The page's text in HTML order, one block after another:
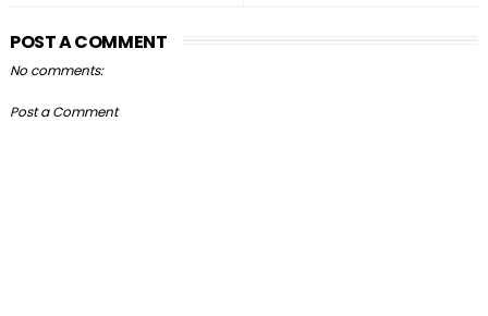
POST A COMMENT
No comments:
Post a Comment